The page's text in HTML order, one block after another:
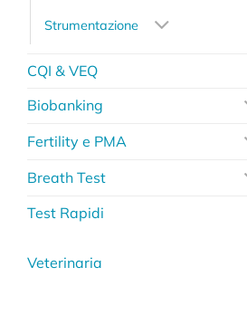
Strumentazione
CQI & VEQ
Biobanking
Fertility e PMA
Breath Test
Test Rapidi
Veterinaria